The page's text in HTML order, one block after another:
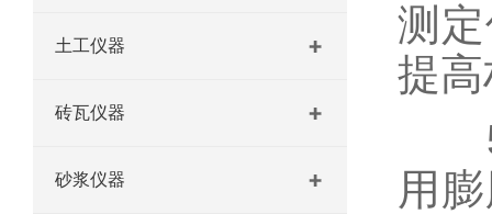
土工仪器
砖瓦仪器
砂浆仪器
测
提
5.
用